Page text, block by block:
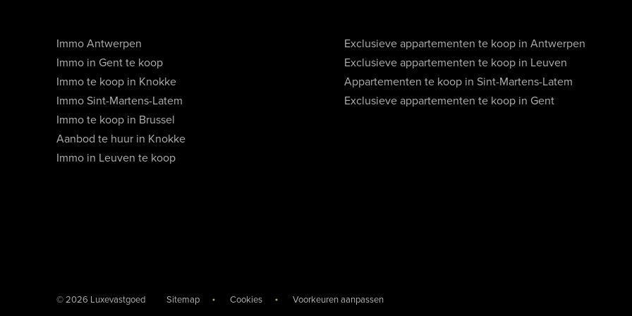
Immo Antwerpen
Immo in Gent te koop
Immo te koop in Knokke
Immo Sint-Martens-Latem
Immo te koop in Brussel
Aanbod te huur in Knokke
Immo in Leuven te koop
Exclusieve appartementen te koop in Antwerpen
Exclusieve appartementen te koop in Leuven
Appartementen te koop in Sint-Martens-Latem
Exclusieve appartementen te koop in Gent
© 2026 Luxevastgoed Sitemap Cookies Voorkeuren aanpassen